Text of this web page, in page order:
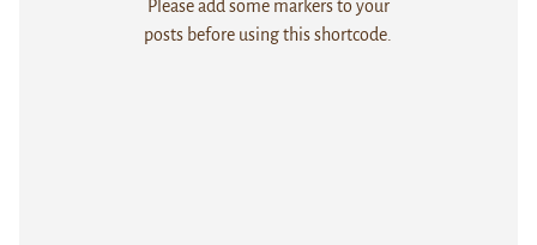
Please add some markers to your
posts before using this shortcode.